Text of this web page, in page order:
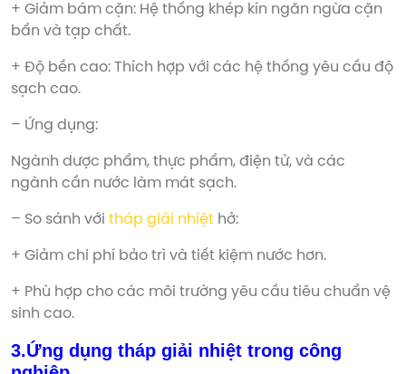
+ Giảm bám cặn: Hệ thống khép kín ngăn ngừa cặn
bẩn và tạp chất.
+ Độ bền cao: Thích hợp với các hệ thống yêu cầu độ
sạch cao.
– Ứng dụng:
Ngành dược phẩm, thực phẩm, điện tử, và các
ngành cần nước làm mát sạch.
– So sánh với tháp giải nhiệt hở:
+ Giảm chi phí bảo trì và tiết kiệm nước hơn.
+ Phù hợp cho các môi trường yêu cầu tiêu chuẩn vệ
sinh cao.
3.Ứng dụng tháp giải nhiệt trong công